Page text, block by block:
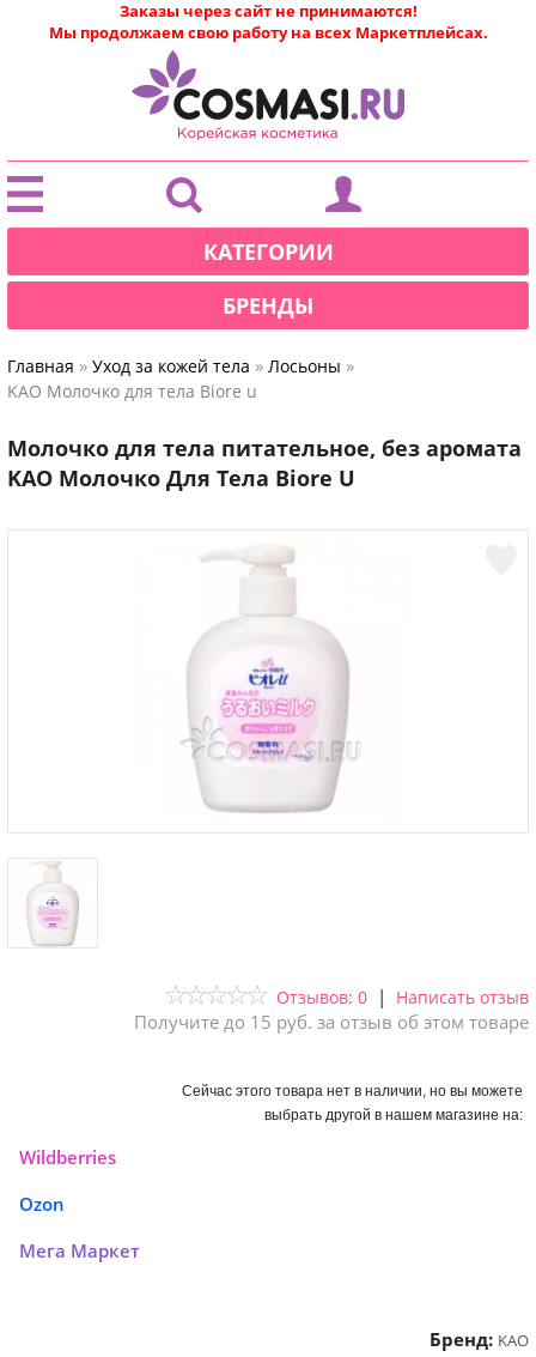
|
Заказы через сайт не принимаются!
Мы продолжаем свою работу на всех Маркетплейсах.
КАТЕГОРИИ
БРЕНДЫ
Главная » Уход за кожей тела » Лосьоны »
KAO Молочко для тела Biore u
Молочко для тела питательное, без аромата
KAO Молочко Для Тела Biore U
Отзывов: 0 | Написать отзыв
Получите до 15 руб. за отзыв об этом товаре
Сейчас этого товара нет в наличии, но вы можете
выбрать другой в нашем магазине на:
Wildberries
Ozon
Мега Маркет
Бренд: KAO